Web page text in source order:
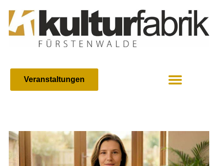
Veranstaltungen